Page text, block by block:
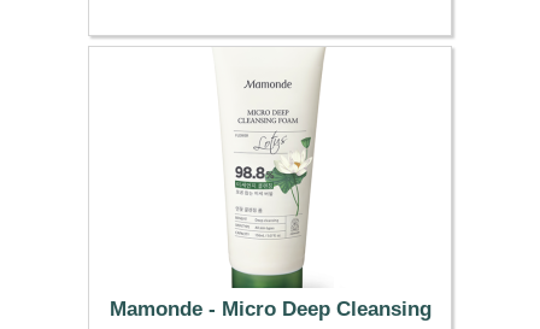
Mamonde - Micro Deep Cleansing